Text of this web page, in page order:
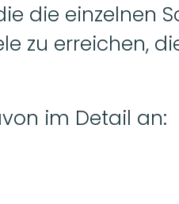
die einzelnen
zu erreichen,
im Detail an: